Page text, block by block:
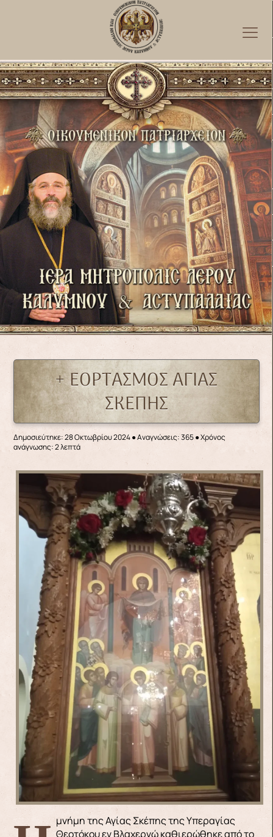
+ ΕΟΡΤΑΣΜΟΣ ΑΓΙΑΣ
ΣΚΕΠΗΣ
Δημοσιεύτηκε: 28 Οκτωβρίου 2024●Αναγνώσεις: 365● Χρόνος
ανάγνωσης: 2 λεπτά
Θεοτόκου εν Βλαχερνώ καθιερώθηκε από το